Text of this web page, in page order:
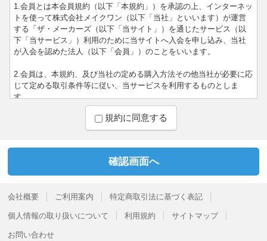
1.会員とは本会員規約（以下「本規約」）を承認の上、インターネッ
トを使って株式会社メイクワン（以下「当社」といいます）が運営
する「ザ・メーカーズ（以下「当サイト」）を通じたサービス（以
下「当サービス」）利用のために当サイトへ入会を申し込み、当社
が入会を認めた法人（以下「会員」）のことをいいます。
2.会員は、本規約、及び当社の定める購入方法その他当社が必要に応
じて定める取引条件等に従い、当サービスを利用するものとしま
す。
3.会員は、会員資格又はこれらに基づく権利義務を第三者に利用させ
たり、第三者と共用したり、貸与、譲渡、移転、売買、担保設定等
4.当社が会員に付与するログインID及びパスワードは、会員本人が責
三者による盗用・悪用に伴う損害について、当社は責任を負いませ
5.会員は、民法・商法その他日本国の法律に基づき、法律を遵守し商
規約に同意する
会社概要 ご利用案内 特定商取引法に基づく表記
個人情報の取り扱いについて 利用規約 サイトマップ
お問い合わせ